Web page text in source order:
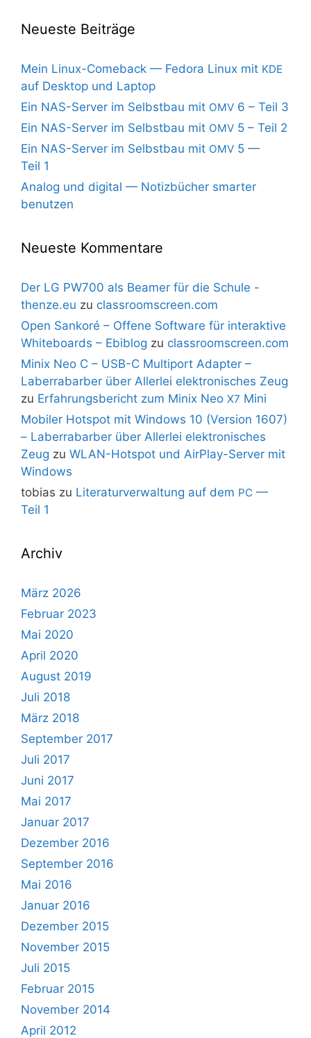
Neueste Beiträge
Mein Linux-Comeback — Fedora Linux mit KDE
auf Desktop und Laptop
Ein NAS-Server im Selbstbau mit OMV 6 – Teil 3
Ein NAS-Server im Selbstbau mit OMV 5 – Teil 2
Ein NAS-Server im Selbstbau mit OMV 5 —
Teil 1
Analog und digital — Notizbücher smarter
benutzen
Neueste Kommentare
Der LG PW700 als Beamer für die Schule -
thenze.eu zu classroomscreen.com
Open Sankoré – Offene Software für interaktive
Whiteboards – Ebiblog zu classroomscreen.com
Minix Neo C – USB-C Multiport Adapter –
Laberrabarber über Allerlei elektronisches Zeug
zu Erfahrungsbericht zum Minix Neo X7 Mini
Mobiler Hotspot mit Windows 10 (Version 1607)
– Laberrabarber über Allerlei elektronisches
Zeug zu WLAN-Hotspot und AirPlay-Server mit
Windows
tobias zu Literaturverwaltung auf dem PC —
Teil 1
Archiv
März 2026
Februar 2023
Mai 2020
April 2020
August 2019
Juli 2018
März 2018
September 2017
Juli 2017
Juni 2017
Mai 2017
Januar 2017
Dezember 2016
September 2016
Mai 2016
Januar 2016
Dezember 2015
November 2015
Juli 2015
Februar 2015
November 2014
April 2012